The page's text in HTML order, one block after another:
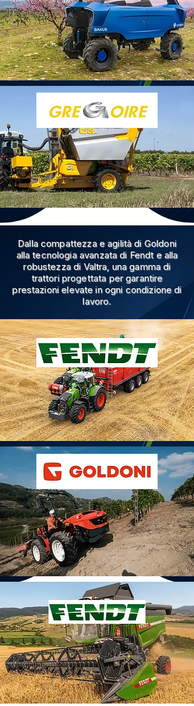
Dalla compattezza e agilità di Goldoni
alla tecnologia avanzata di Fendt e alla
robustezza di Valtra, una gamma di
trattori progettata per garantire
prestazioni elevate in ogni condizione di
lavoro.